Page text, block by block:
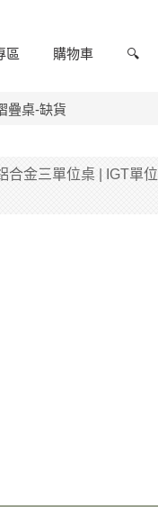
區 購物車 🔍
疊桌-缺貨
合金三單位桌 | IGT單位